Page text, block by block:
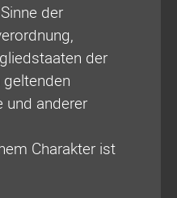
der
der
und anderer
Charakter ist